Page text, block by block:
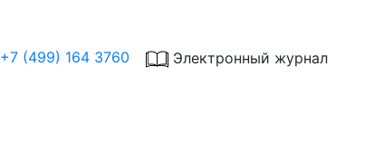
+7 (499) 164 3760 Электронный журнал